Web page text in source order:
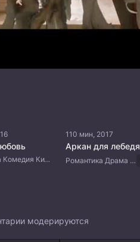
Романтика Комедия Китайские дорамы
110 мин, 2017
Аркан для лебедя
Романтика Драма Корейские дорамы
модерируются